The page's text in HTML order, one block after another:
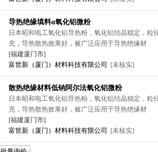
导热绝缘填料α氧化铝微粉
日本昭和电工氧化铝导热粉，氧化铝结晶稳定，粒
充，导热散热效果好，被广泛应用于导热绝缘材
[福建厦门市]
富世新（厦门）材料科技有限公司
[未核实]
散热绝缘材料低钠阿尔法氧化铝微粉
日本昭和电工氧化铝导热粉，氧化铝结晶稳定，粒
充，导热散热效果好，被广泛应用于导热绝缘材
[福建厦门市]
富世新（厦门）材料科技有限公司
[未核实]